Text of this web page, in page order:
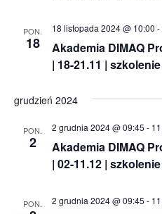
PON.
18
Akademia DIMAQ
| 18-21.11 |
18 listopada 2024 @ 10:00 -
grudzień 2024
PON.
2
Akademia DIMAQ
| 02-11.12 |
2 grudnia 2024 @ 09:45 -
PON. 2 grudnia 2024 @ 09:45 -